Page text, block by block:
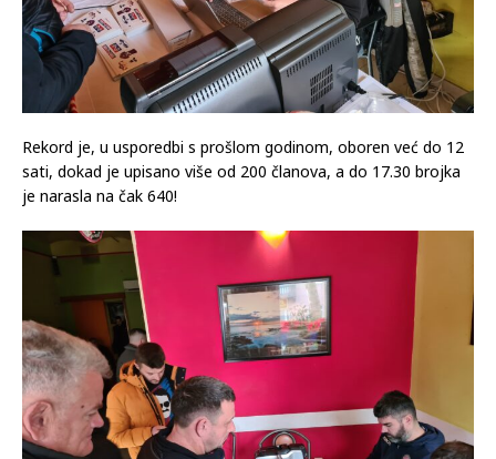
Rekord je, u usporedbi s prošlom godinom, oboren već do 12
sati, dokad je upisano više od 200 članova, a do 17.30 brojka
je narasla na čak 640!